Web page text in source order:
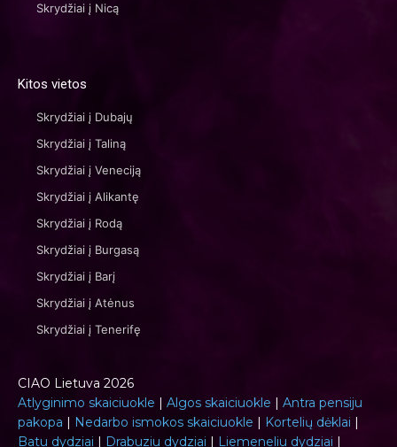
Skrydžiai į Nicą
Kitos vietos
Skrydžiai į Dubajų
Skrydžiai į Taliną
Skrydžiai į Veneciją
Skrydžiai į Alikantę
Skrydžiai į Rodą
Skrydžiai į Burgasą
Skrydžiai į Barį
Skrydžiai į Atėnus
Skrydžiai į Tenerifę
CIAO Lietuva 2026
Atlyginimo skaiciuokle | Algos skaiciuokle | Antra pensiju
pakopa | Nedarbo ismokos skaiciuokle | Kortelių dėklai |
Batu dydziai | Drabuziu dydziai | Liemeneliu dydziai |